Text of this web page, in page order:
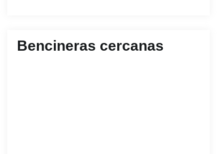
Bencineras cercanas